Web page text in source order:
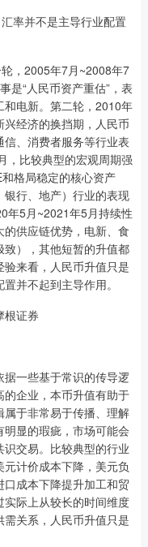
率并不是主导行业配置
，2005年7月~2008年7
是“人民币资产重估”，表
电新。第二轮，2010年
经济的换挡期，人民币
、消费者服务等行业表
，比较典型的宏观周期强
格局稳定的核心资产
银行、地产）行业的表现
年5月~2021年5月持续性
供应链优势，电新、食
），其他短暂的升值都
来看，人民币升值只是
并不起到主导作用。
根证券
一些基于常识的传导逻
企业，本币升值有助于
于非常易于传播、理解
显的瑕疵，市场可能会
交易。比较典型的行业
计价成本下降，美元负
成本下降提升加工和贸
际上从较长的时间维度
关系，人民币升值只是